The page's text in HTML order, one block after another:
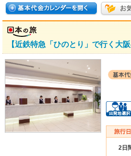
【近鉄特急「ひのとり」で行く
2日